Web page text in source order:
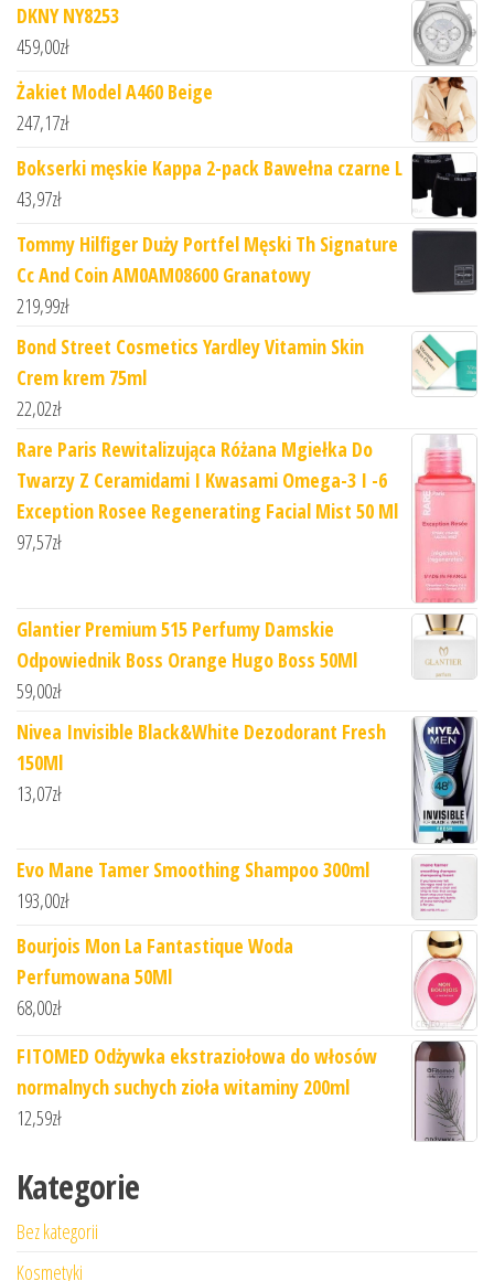
DKNY NY8253
459,00zł
Żakiet Model A460 Beige
247,17zł
Bokserki męskie Kappa 2-pack Bawełna czarne L
43,97zł
Tommy Hilfiger Duży Portfel Męski Th Signature
Cc And Coin AM0AM08600 Granatowy
219,99zł
Bond Street Cosmetics Yardley Vitamin Skin
Crem krem 75ml
22,02zł
Rare Paris Rewitalizująca Różana Mgiełka Do
Twarzy Z Ceramidami I Kwasami Omega-3 I -6
Exception Rosee Regenerating Facial Mist 50 Ml
97,57zł
Glantier Premium 515 Perfumy Damskie
Odpowiednik Boss Orange Hugo Boss 50Ml
59,00zł
Nivea Invisible Black&White Dezodorant Fresh
150Ml
13,07zł
Evo Mane Tamer Smoothing Shampoo 300ml
193,00zł
Bourjois Mon La Fantastique Woda
Perfumowana 50Ml
68,00zł
FITOMED Odżywka ekstraziołowa do włosów
normalnych suchych zioła witaminy 200ml
12,59zł
Kategorie
Bez kategorii
Kosmetyki